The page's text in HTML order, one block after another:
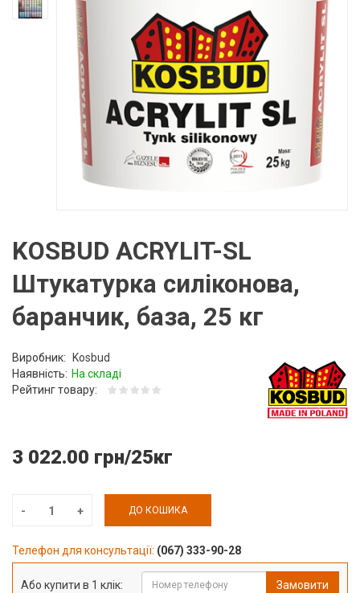
KOSBUD ACRYLIT-SL
Штукатурка силіконова,
баранчик, база, 25 кг
Виробник:
Kosbud
Наявність: На складі
Рейтинг товару:
3 022.00 грн/25кг
ДО КОШИКА
Телефон для консультації: (067) 333-90-28
Або купити в 1 клік: Замовити